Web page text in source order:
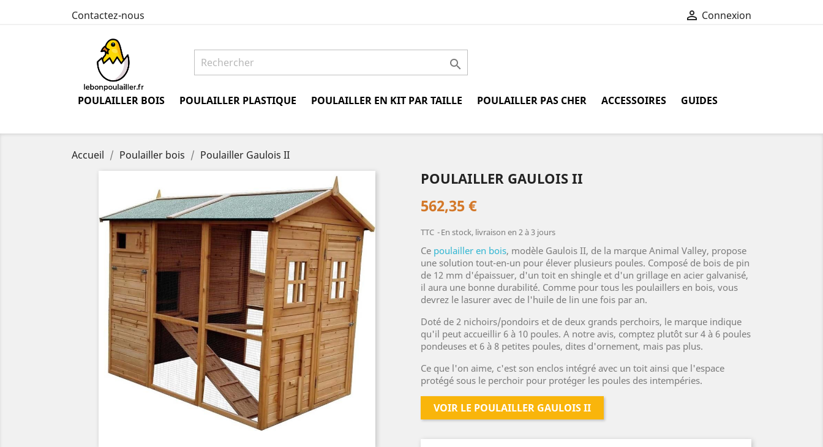
Contactez-nous  Connexion

POULAILLER BOIS POULAILLER PLASTIQUE POULAILLER EN KIT PAR TAILLE POULAILLER PAS CHER ACCESSOIRES GUIDES
Accueil Poulailler bois Poulailler Gaulois II
POULAILLER GAULOIS II
562,35 €
TTC En stock, livraison en 2 à 3 jours
Ce poulailler en bois, modèle Gaulois II, de la marque Animal Valley, propose
une solution tout-en-un pour élever plusieurs poules. Composé de bois de pin
de 12 mm d'épaissuer, d'un toit en shingle et d'un grillage en acier galvanisé,
il aura une bonne durabilité. Comme pour tous les poulaillers en bois, vous
devrez le lasurer avec de l'huile de lin une fois par an.
Doté de 2 nichoirs/pondoirs et de deux grands perchoirs, le marque indique
qu'il peut accueillir 6 à 10 poules. A notre avis, comptez plutôt sur 4 à 6 poules
pondeuses et 6 à 8 petites poules, dites d'ornement, mais pas plus.
Ce que l'on aime, c'est son enclos intégré avec un toit ainsi que l'espace
protégé sous le perchoir pour protéger les poules des intempéries.
VOIR LE POULAILLER GAULOIS II